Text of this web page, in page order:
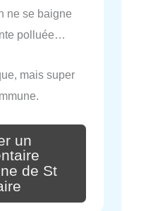
ne se baigne
polluée…
mais super
un
de St